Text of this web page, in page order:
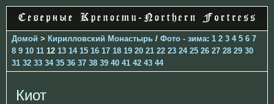
Домой > Кирилловский Монастырь / Фото - зима: 1 2 3 4 5 6 7
8 9 10 11 12 13 14 15 16 17 18 19 20 21 22 23 24 25 26 27 28 29 30
31 32 33 34 35 36 37 38 39 40 41 42 43 44
Киот